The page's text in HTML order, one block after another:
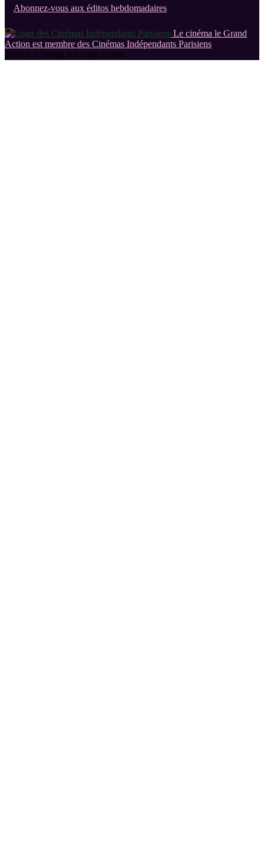
Abonnez-vous aux éditos hebdomadaires
Le cinéma le Grand
Action est membre des Cinémas Indépendants Parisiens
2026 © Cinéma le Grand Action